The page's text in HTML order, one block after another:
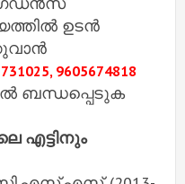
ഉടൻ
9605674818
ബന്ധപ്പെടുക
എട്ടിനും